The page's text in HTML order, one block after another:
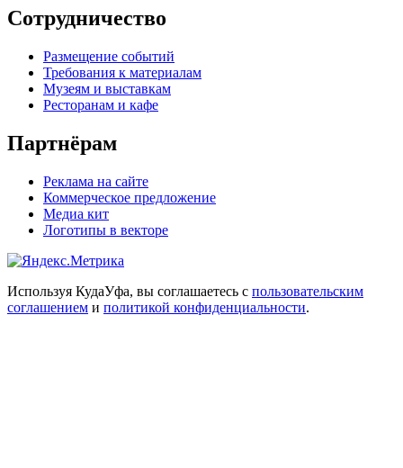
Сотрудничество
Размещение событий
Требования к материалам
Музеям и выставкам
Ресторанам и кафе
Партнёрам
Реклама на сайте
Коммерческое предложение
Медиа кит
Логотипы в векторе
Используя КудаУфа, вы соглашаетесь с пользовательским
соглашением и политикой конфиденциальности.